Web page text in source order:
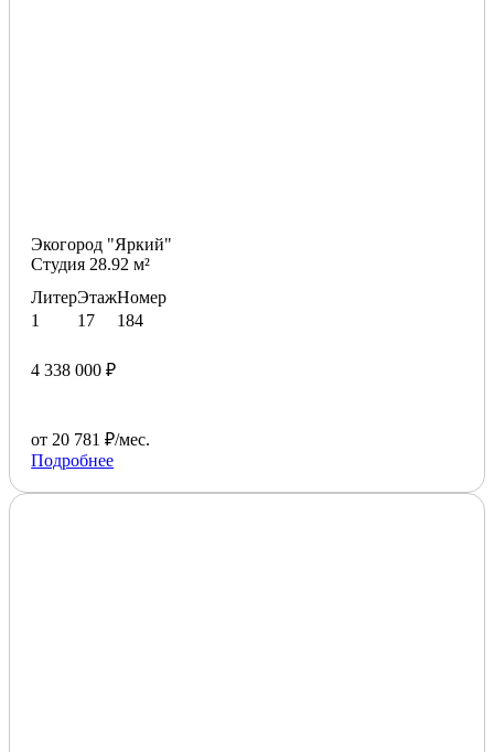
Экогород "Яркий"
Студия 28.92 м²
Литер
1
Этаж
17
Номер
184
4 338 000 ₽
от 20 781 ₽/мес.
Подробнее